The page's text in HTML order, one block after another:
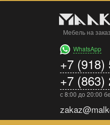
Мебель на
WhatsApp
+7 (918)
+7 (863)
с 8:00 до 20:00